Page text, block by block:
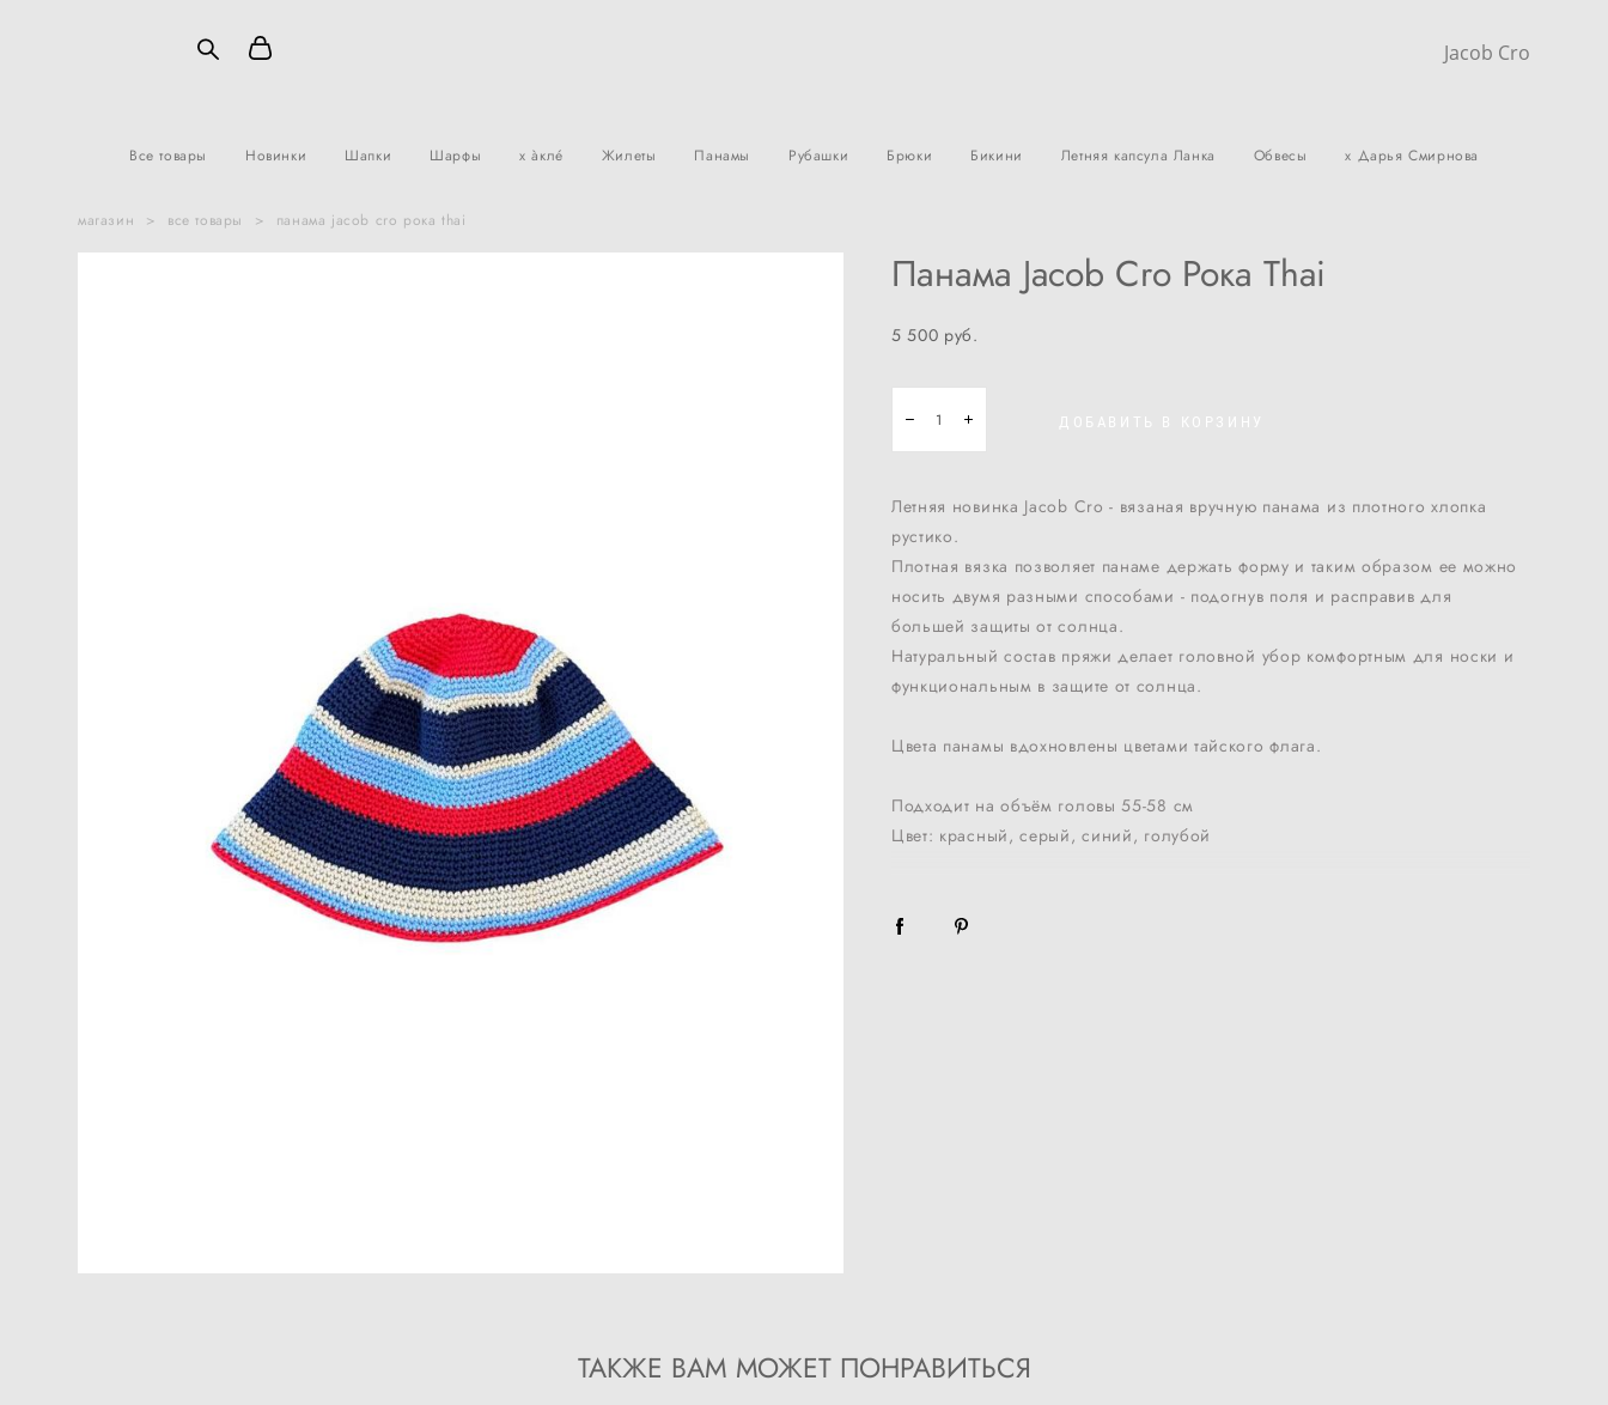
Jacob Cro
Все товары Новинки Шапки Шарфы x àклé Жилеты Панамы Рубашки Брюки Бикини Летняя капсула Ланка Обвесы x Дарья Смирнова
магазин > все товары > панама jacob cro рока thai
Панама Jacob Cro Рока Thai
5 500 pуб.
ДОБАВИТЬ В КОРЗИНУ
Летняя новинка Jacob Cro - вязаная вручную панама из плотного хлопка
рустико.
Плотная вязка позволяет панаме держать форму и таким образом ее можно
носить двумя разными способами - подогнув поля и расправив для
большей защиты от солнца.
Натуральный состав пряжи делает головной убор комфортным для носки и
функциональным в защите от солнца.
Цвета панамы вдохновлены цветами тайского флага.
Подходит на объём головы 55-58 см
Цвет: красный, серый, синий, голубой
ТАКЖЕ ВАМ МОЖЕТ ПОНРАВИТЬСЯ